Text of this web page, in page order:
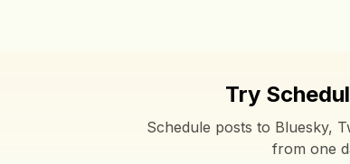
Try
Schedule posts to Bluesky,
from one